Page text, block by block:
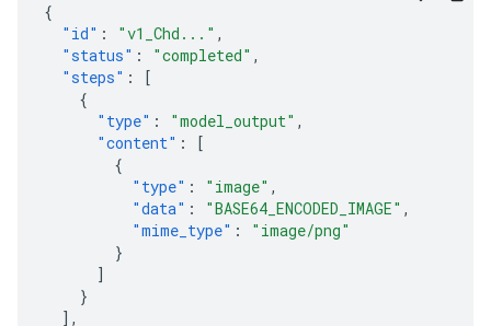
{
"id" : "v1_Chd..." ,
"status" : "completed" ,
"steps" :
[
{
"type" : "model_output" ,
"content" :
[
{
"type" : "image" ,
"data" : "BASE64_ENCODED_IMAGE" ,
"mime_type" :
"image/png"
}
]
}
],